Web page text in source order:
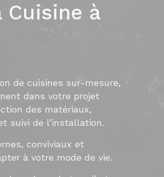
Cuisine à
de cuisines sur-mesure,
dans votre projet
des matériaux,
suivi de l’installation.
conviviaux et
à votre mode de vie.